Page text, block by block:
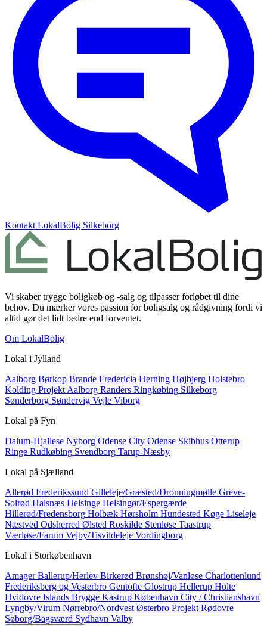
Kontakt LokalBolig Silkeborg
Vi skaber trygge boligkøb og -salg og tilpasser forløbet til dine
behov. Du mærker vores passion for boligsalg og rådgivning fordi vi
altid gør det lidt bedre end forventet.
Om LokalBolig
Lokal i Jylland
Aalborg Børkop Brande Fredericia Herning Højbjerg Holstebro
Kolding Projekt Aalborg Randers Ringkøbing Silkeborg
Sønderborg Søndervig Vejle Viborg
Lokal på Fyn
Dalum-Hjallese Nyborg Odense City Odense Skibhus Otterup
Ringe Rudkøbing Svendborg Tarup-Næsby
Lokal på Sjælland
Allerød Frederikssund Gilleleje/Græsted/Dronningmølle Greve-
Solrød Halsnæs Helsinge Helsingør/Espergærde
Hillerød/Fredensborg Holbæk Hørsholm Hundested Køge Liseleje
Næstved Odsherred Ølsted Roskilde Stenløse Taastrup
Værløse/Farum Vejby/Tisvildeleje Vordingborg
Lokal i Storkøbenhavn
AmagerBallerup/Herlev Birkerød Brønshøj/Vanløse Charlottenlund
Frederiksberg og Vesterbro Gentofte Glostrup Hellerup Holte
Hvidovre Islands Brygge Kastrup København City / Christianshavn
Lyngby/Virum Nørrebro/Nordvest Østerbro Projekt Rødovre
Søborg/Bagsværd Sydhavn Valby